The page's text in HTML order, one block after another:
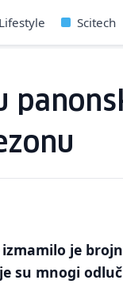
Lifestyle Scitech
je
su mnogi